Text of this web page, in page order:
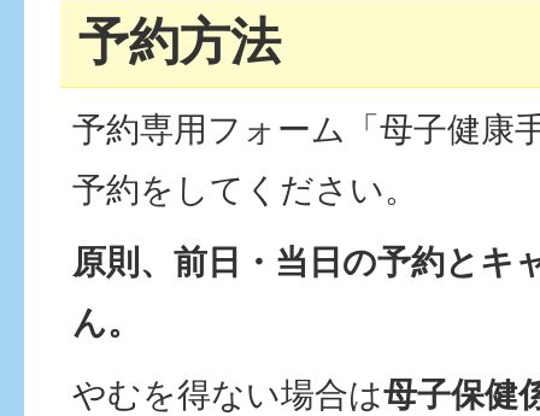
予約方法
予約専用フォーム「母子健康
予約をしてください。
原則、前日・当日の予約とキ
ん。
やむを得ない場合は母子保健